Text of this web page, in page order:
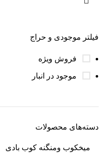
فیلتر موجودی و حراج
فروش ویژه
موجود در انبار
دسته‌های محصولات
میخکوب و‌منگنه کوب بادی